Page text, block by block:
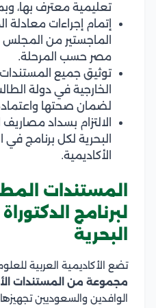
تعليمية معترف بها،
إتمام إجراءات
الماجستير من
مصر حسب المرحلة.
توثيق جميع
الخارجية في دولة
لضمان صحتها
الالتزام بسداد مصاريف
البحرية لكل برنامج
الأكاديمية.
المستندات
لبرنامج
البحرية
تضع الأكاديمية العربية
مجموعة من المستندات
الوافدين والسعوديين